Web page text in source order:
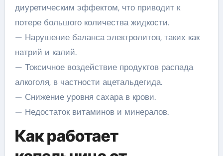
диуретическим эффектом, что приводит к
потере большого количества жидкости.
— Нарушение баланса электролитов, таких как
натрий и калий.
— Токсичное воздействие продуктов распада
алкоголя, в частности ацетальдегида.
— Снижение уровня сахара в крови.
— Недостаток витаминов и минералов.
Как работает